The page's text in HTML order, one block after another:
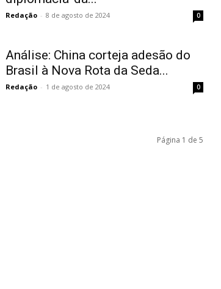
Redação - 8 de agosto de 2024 0
Análise: China corteja adesão do
Brasil à Nova Rota da Seda...
Redação - 1 de agosto de 2024 0
Página 1 de 5